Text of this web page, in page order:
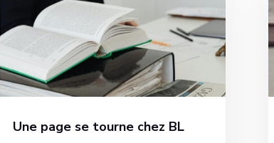
Une page se tourne chez BL